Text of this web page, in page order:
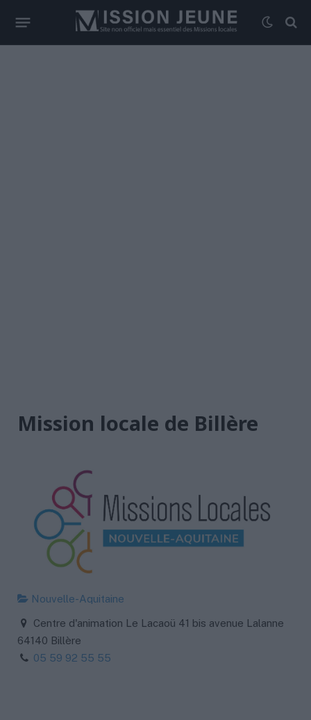
Mission locale de Billère
Nouvelle-Aquitaine
Centre d'animation Le Lacaoü 41 bis avenue Lalanne
64140 Billère
05 59 92 55 55